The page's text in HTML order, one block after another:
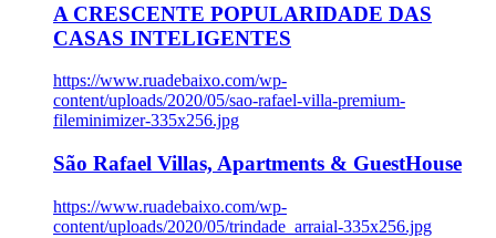
A CRESCENTE POPULARIDADE DAS
CASAS INTELIGENTES
https://www.ruadebaixo.com/wp-
content/uploads/2020/05/sao-rafael-villa-premium-
fileminimizer-335x256.jpg
São Rafael Villas, Apartments & GuestHouse
https://www.ruadebaixo.com/wp-
content/uploads/2020/05/trindade_arraial-335x256.jpg